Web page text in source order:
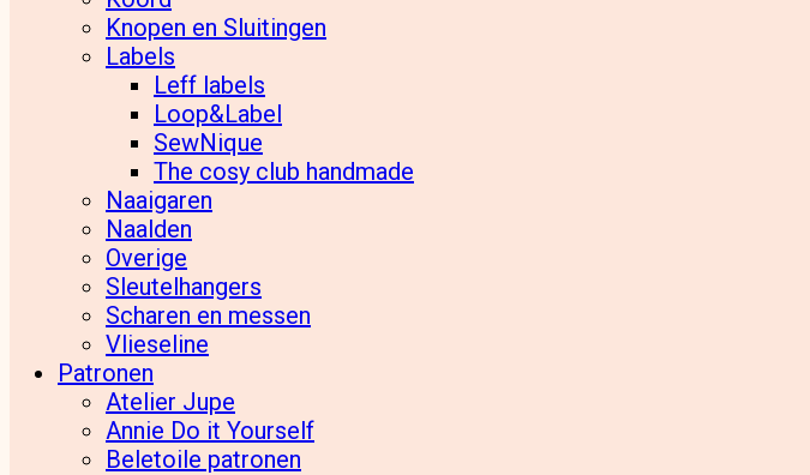
Knopen en Sluitingen
Labels
Leff labels
Loop&Label
SewNique
The cosy club handmade
Naaigaren
Naalden
Overige
Sleutelhangers
Scharen en messen
Vlieseline
Patronen
Atelier Jupe
Annie Do it Yourself
Beletoile patronen